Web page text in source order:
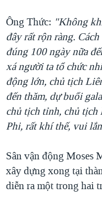
Ông Thức: "Không
đây rất rộn ràng.
đúng 100 ngày nữa
xá người ta tổ chức
động lớn, chủ tịch
đến thăm, dự buổi
chủ tịch tỉnh, chủ tịch
Phi, rất khí thế, vui
Sân vận động Moses
xây dựng xong tại
diễn ra một trong hai